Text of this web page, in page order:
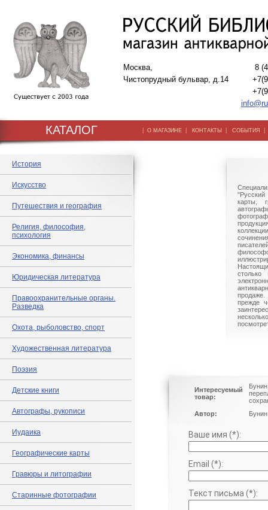
Москва,
Чистопрудный бульвар, д.14
8
КАТАЛОГ | О МАГАЗИНЕ | КОНТАКТЫ | СОБЫТИЯ
История
Искусство
Путешествия и география
Религия, философия,
психология
Экономика, финансы
Юридическая литература
Правоохранительные органы.
Разведка
Охота, рыболовство, спорт
Художественная литература
Поэзия
Детские книги
Автографы, рукописи
Иудаика
Географические карты
Гравюры и литографии
Старинные фотографии
"Русский
карты,
столько
прежде
Интересуемый
товар:
Автор:
Ваше имя (*):
Email (*):
Текст письма (*):